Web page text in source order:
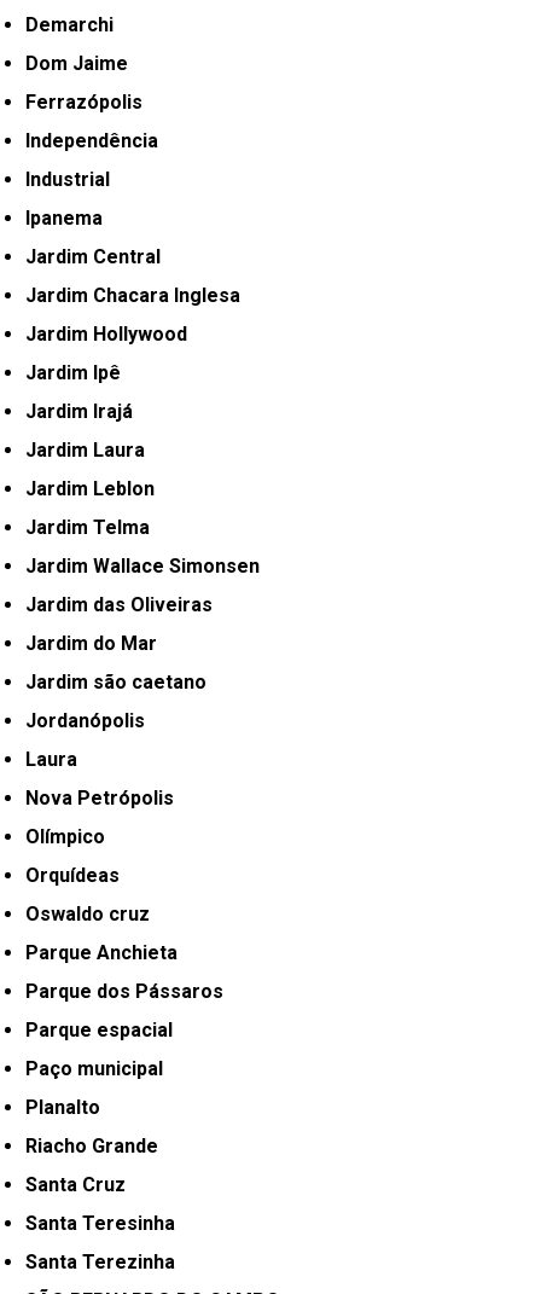
Demarchi
Dom Jaime
Ferrazópolis
Independência
Industrial
Ipanema
Jardim Central
Jardim Chacara Inglesa
Jardim Hollywood
Jardim Ipê
Jardim Irajá
Jardim Laura
Jardim Leblon
Jardim Telma
Jardim Wallace Simonsen
Jardim das Oliveiras
Jardim do Mar
Jardim são caetano
Jordanópolis
Laura
Nova Petrópolis
Olímpico
Orquídeas
Oswaldo cruz
Parque Anchieta
Parque dos Pássaros
Parque espacial
Paço municipal
Planalto
Riacho Grande
Santa Cruz
Santa Teresinha
Santa Terezinha